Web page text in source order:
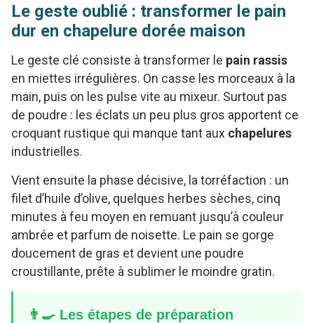
Le geste oublié : transformer le pain
dur en chapelure dorée maison
Le geste clé consiste à transformer le pain rassis
en miettes irrégulières. On casse les morceaux à la
main, puis on les pulse vite au mixeur. Surtout pas
de poudre : les éclats un peu plus gros apportent ce
croquant rustique qui manque tant aux chapelures
industrielles.
Vient ensuite la phase décisive, la torréfaction : un
filet d’huile d’olive, quelques herbes sèches, cinq
minutes à feu moyen en remuant jusqu’à couleur
ambrée et parfum de noisette. Le pain se gorge
doucement de gras et devient une poudre
croustillante, prête à sublimer le moindre gratin.
👨‍🍳 Les étapes de préparation